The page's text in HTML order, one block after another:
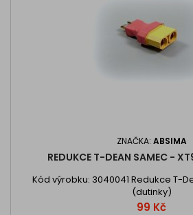
ZNAČKA: ABSIMA
REDUKCE T-DEAN SAMEC -
Kód výrobku: 3040041 Redukce T-
(dutinky)
Cena
99 Kč